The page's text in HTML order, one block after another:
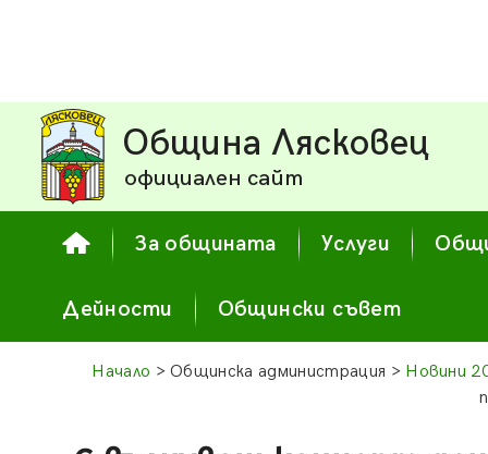
Община Лясковец
официален сайт
За общината Услуги
Дейности Общински съвет
Начало > Общинска администрация > Новини